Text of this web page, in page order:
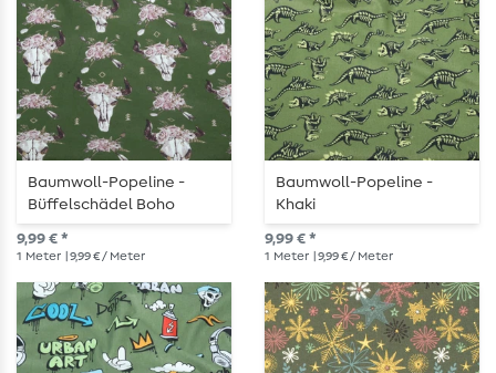
Baumwoll-Popeline -
Büffelschädel Boho
Dunkelgrün
9,99 € *
1 Meter | 9,99 € / Meter
Baumwoll-Popeline -
Khaki
9,99 € *
1 Meter | 9,99 € / Meter